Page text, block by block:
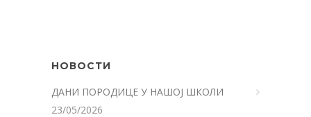
НОВОСТИ
ДАНИ ПОРОДИЦЕ У НАШОЈ ШКОЛИ
23/05/2026